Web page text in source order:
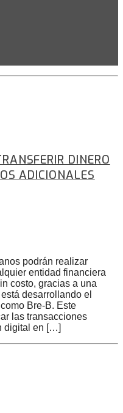
DINERO
ADICIONALES
podrán realizar
entidad financiera
costo, gracias a una
desarrollando el
Bre-B. Este
las transacciones
digital en […]